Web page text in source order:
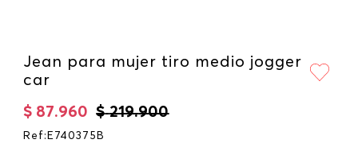
Jean para mujer tiro medio jogger
car
$ 219.900
$ 87.960
Ref : E740375B